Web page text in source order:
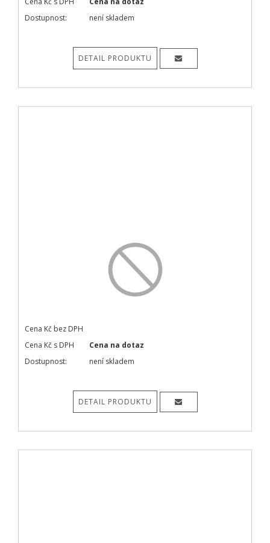
Dostupnost:
není skladem
DETAIL PRODUKTU
Cena Kč bez DPH
Cena Kč s DPH
Cena na dotaz
Dostupnost:
není skladem
DETAIL PRODUKTU